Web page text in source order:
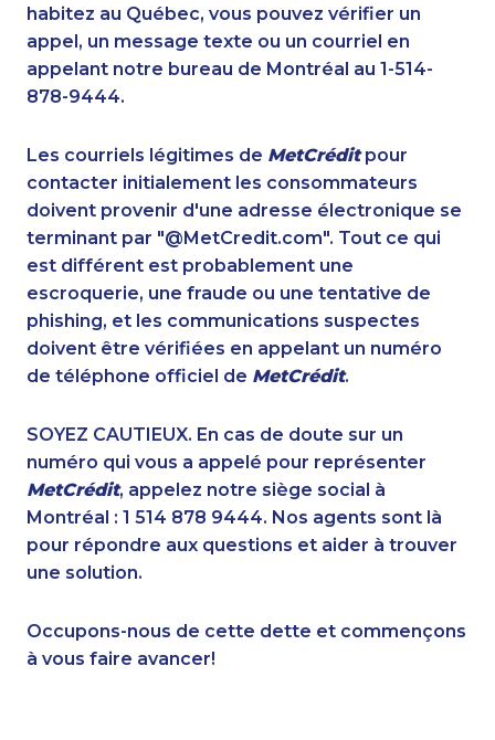
1-778-249-5017
1-778-383-9347
1-902-482-8368
1-438-289-3501
1-587-328-6527
1-855-969-8962
1-647-494-3192
1-778-383-9354
1-855-329-9754
1-587-328-6590
1-587-328-6556
1-905-819-0432
1-778-589-7226
1-778-760-1275
1-587-543-0627
1-905-819-8939
1-902-201-9377
1-514-798-8829
1-902-482-1297
1-778-401-2192
1-778-589-5287
1-416-241-4724
1-587-316-3319
1-418-602-4565
1-437-900-0390
1-438-230-2001
1-416-225-3151
1-587-328-6598
1-437-900-0374
1-437-900-0335
1-877-677-8163
habitez au Québec, vous pouvez vérifier un
appel, un message texte ou un courriel en
appelant notre bureau de Montréal au 1-514-
878-9444.
Les courriels légitimes de MetCréditpour
contacter initialement les consommateurs
doivent provenir d'une adresse électronique se
terminant par "@MetCredit.com". Tout ce qui
est différent est probablement une
escroquerie, une fraude ou une tentative de
phishing, et les communications suspectes
doivent être vérifiées en appelant un numéro
de téléphone officiel de MetCrédit.
SOYEZ CAUTIEUX. En cas de doute sur un
numéro qui vous a appelé pour représenter
MetCrédit, appelez notre siège social à
Montréal : 1 514 878 9444. Nos agents sont là
pour répondre aux questions et aider à trouver
une solution.
Occupons-nous de cette dette et commençons
à vous faire avancer!